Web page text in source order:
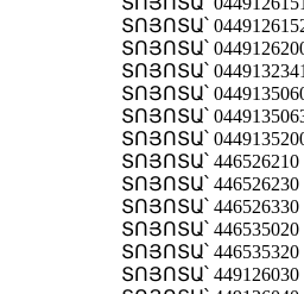
ՏՈՅՈՏԱ՝
ՏՈՅՈՏԱ՝
ՏՈՅՈՏԱ՝
ՏՈՅՈՏԱ՝
ՏՈՅՈՏԱ՝
ՏՈՅՈՏԱ՝
ՏՈՅՈՏԱ՝ 446526210
ՏՈՅՈՏԱ՝ 446526230
ՏՈՅՈՏԱ՝ 446526330
ՏՈՅՈՏԱ՝ 446535020
ՏՈՅՈՏԱ՝ 446535320
ՏՈՅՈՏԱ՝ 449126030